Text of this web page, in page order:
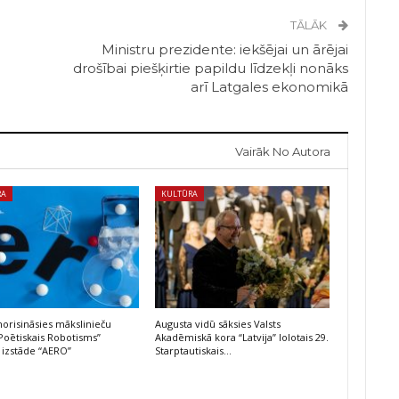
TĀLĀK
Ministru prezidente: iekšējai un ārējai
drošībai piešķirtie papildu līdzekļi nonāks
arī Latgales ekonomikā
Vairāk No Autora
mākslinieču
Robotisms”
“AERO”
KULTŪRA
Augusta vidū sāksies Valsts
Akadēmiskā kora “Latvija” lolotais 29.
Starptautiskais…